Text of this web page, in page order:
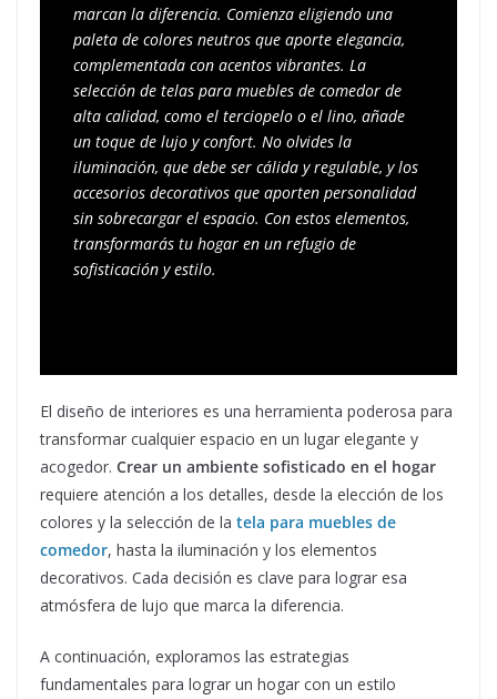
marcan la diferencia. Comienza eligiendo una
paleta de colores neutros que aporte elegancia,
complementada con acentos vibrantes. La
selección de telas para muebles de comedor de
alta calidad, como el terciopelo o el lino, añade
un toque de lujo y confort. No olvides la
iluminación, que debe ser cálida y regulable, y los
accesorios decorativos que aporten personalidad
sin sobrecargar el espacio. Con estos elementos,
transformarás tu hogar en un refugio de
sofisticación y estilo.
El diseño de interiores es una herramienta poderosa para
transformar cualquier espacio en un lugar elegante y
acogedor. Crear un ambiente sofisticado en el hogar
requiere atención a los detalles, desde la elección de los
colores y la selección de la tela para muebles de
comedor, hasta la iluminación y los elementos
decorativos. Cada decisión es clave para lograr esa
atmósfera de lujo que marca la diferencia.
A continuación, exploramos las estrategias
fundamentales para lograr un hogar con un estilo